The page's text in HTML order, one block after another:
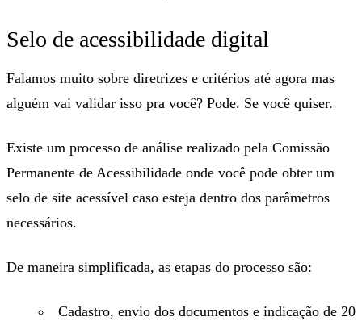
Selo de acessibilidade digital
Falamos muito sobre diretrizes e critérios até agora mas
alguém vai validar isso pra você? Pode. Se você quiser.
Existe um processo de análise realizado pela Comissão
Permanente de Acessibilidade onde você pode obter um
selo de site acessível caso esteja dentro dos parâmetros
necessários.
De maneira simplificada, as etapas do processo são:
Cadastro, envio dos documentos e indicação de 20